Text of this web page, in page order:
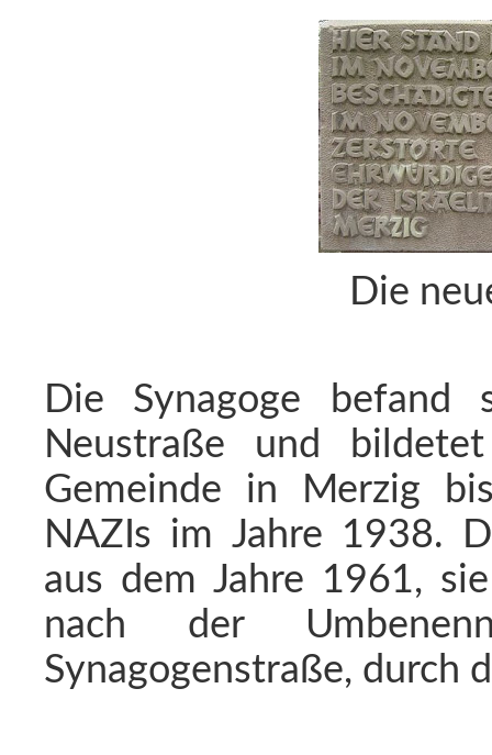
Die
Die Synagoge befand
Neustraße und
Gemeinde in Merzig
NAZIs im Jahre 1938.
aus dem Jahre 1961,
nach der
Synagogenstraße, durch